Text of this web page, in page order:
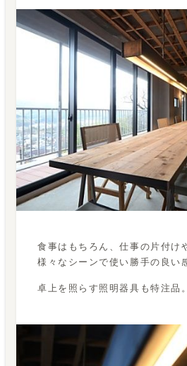
食事はもちろん、仕事の片付け
様々なシーンで使い勝手の良い
卓上を照らす照明器具も特注品。